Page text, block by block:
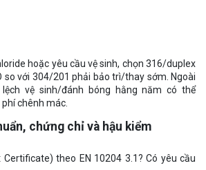
hoặc yêu cầu vệ sinh, chọn 316/duplex
so với 304/201 phải bảo trì/thay sớm. Ngoài
vệ sinh/đánh bóng hằng năm có thể
chênh mác.
chứng chỉ và hậu kiểm
theo EN 10204 3.1? Có yêu cầu